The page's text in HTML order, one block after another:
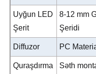
Uyğun LED
Şerit
8-12 mm
Şeridi
Diffuzor PC
Quraşdırma
Səth